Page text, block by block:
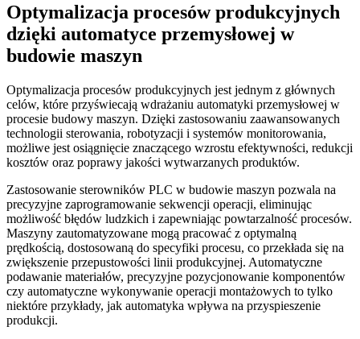
Optymalizacja procesów produkcyjnych
dzięki automatyce przemysłowej w
budowie maszyn
Optymalizacja procesów produkcyjnych jest jednym z głównych
celów, które przyświecają wdrażaniu automatyki przemysłowej w
procesie budowy maszyn. Dzięki zastosowaniu zaawansowanych
technologii sterowania, robotyzacji i systemów monitorowania,
możliwe jest osiągnięcie znaczącego wzrostu efektywności, redukcji
kosztów oraz poprawy jakości wytwarzanych produktów.
Zastosowanie sterowników PLC w budowie maszyn pozwala na
precyzyjne zaprogramowanie sekwencji operacji, eliminując
możliwość błędów ludzkich i zapewniając powtarzalność procesów.
Maszyny zautomatyzowane mogą pracować z optymalną
prędkością, dostosowaną do specyfiki procesu, co przekłada się na
zwiększenie przepustowości linii produkcyjnej. Automatyczne
podawanie materiałów, precyzyjne pozycjonowanie komponentów
czy automatyczne wykonywanie operacji montażowych to tylko
niektóre przykłady, jak automatyka wpływa na przyspieszenie
produkcji.